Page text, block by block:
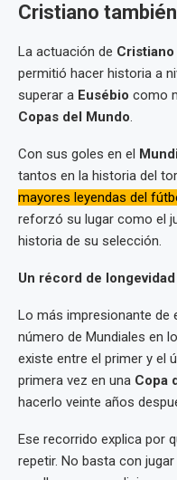
Cristiano
La actuación de Cristiano
permitió hacer historia a
superar a Eusébio como
Copas del Mundo.
Con sus goles en el
tantos en la historia del
mayores leyendas del
reforzó su lugar como el
historia de su selección.
Un récord de
Lo más impresionante de
número de Mundiales en
existe entre el primer y el
primera vez en una Copa
hacerlo veinte años
Ese recorrido explica por
repetir. No basta con